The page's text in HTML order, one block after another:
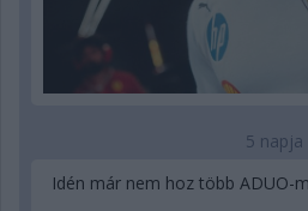
5 napja
Idén már nem hoz több ADUO-